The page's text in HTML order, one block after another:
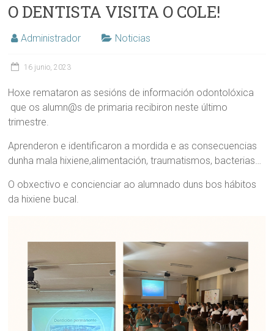
O DENTISTA VISITA O COLE!
Administrador Noticias
16 junio, 2023
Hoxe remataron as sesións de información odontolóxica
que os alumn@s de primaria recibiron neste último
trimestre.
Aprenderon e identificaron a mordida e as consecuencias
dunha mala hixiene,alimentación, traumatismos, bacterias…
O obxectivo e concienciar ao alumnado duns bos hábitos
da hixiene bucal.